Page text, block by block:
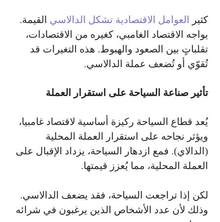
كثير العوامل الاقتصادية تشكل الدالاسي القيمة.
يواجه الاقتصاد الغامبي، كغيره من الاقتصادات،
تقلباتٍ بين الصعود والهبوط. هذه التغيرات قد
تُقوّي أو تُضعف عملة الدالاسي.
تأثير صناعة السياحة على استقرار العملة
يُعد قطاع السياحة ركيزة أساسية لاقتصاد غامبيا،
ويؤثر نجاحه على استقرار العملة المحلية
(الدالاي). فمع ازدهار السياحة، يزداد الإقبال على
العملة المحلية، مما يُعزز قيمتها.
لكن إذا تراجعت السياحة، فقد يضعف الدالاسي.
وذلك لأن عدد الأشخاص الذين يرغبون في شرائه